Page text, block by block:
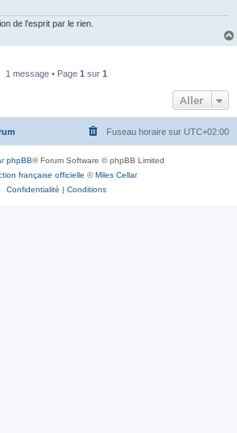
de l'esprit par le rien.
1 message • Page 1 sur 1
Aller
Fuseau horaire sur UTC+02:00
phpBB® Forum Software © phpBB Limited
française officielle ©Miles Cellar
Confidentialité | Conditions